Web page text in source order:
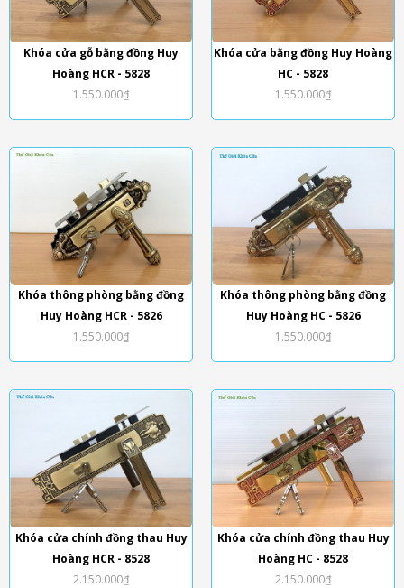
Khóa cửa gỗ bằng đồng Huy
Hoàng HCR - 5828
1.550.000₫
Khóa cửa bằng đồng Huy Hoàng
HC - 5828
1.550.000₫
Khóa thông phòng bằng đồng
Huy Hoàng HCR - 5826
1.550.000₫
Khóa thông phòng bằng đồng
Huy Hoàng HC - 5826
1.550.000₫
Khóa cửa chính đồng thau Huy
Hoàng HCR - 8528
2.150.000₫
Khóa cửa chính đồng thau Huy
Hoàng HC - 8528
2.150.000₫